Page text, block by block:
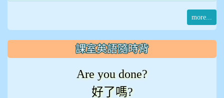
more...
課室英語隨時背
Are you done?
好了嗎?